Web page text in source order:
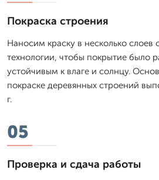
Покраска строения
Наносим краску в несколько
технологии, чтобы покрытие было
устойчивым к влаге и солнцу.
покраске деревянных строений
г.
05
Проверка и сдача работы